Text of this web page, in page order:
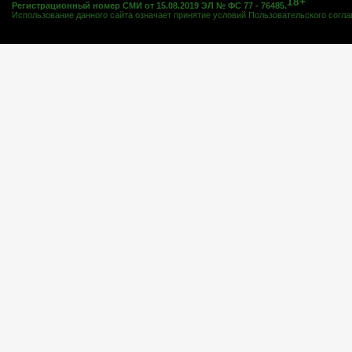
Регистрационный номер СМИ от 15.08.2019 ЭЛ № ФС 77 - 76485.
Использование данного сайта означает принятие условий Пользовательского